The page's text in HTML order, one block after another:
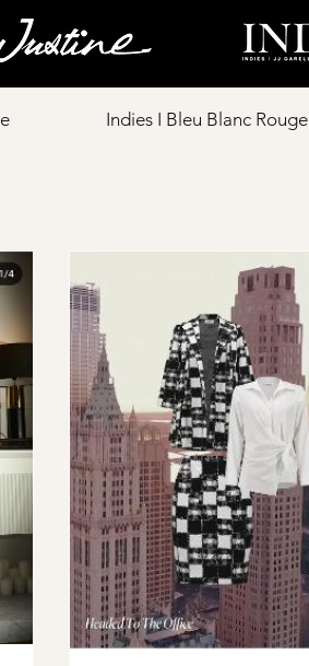
Indies I Bleu Blanc Rouge